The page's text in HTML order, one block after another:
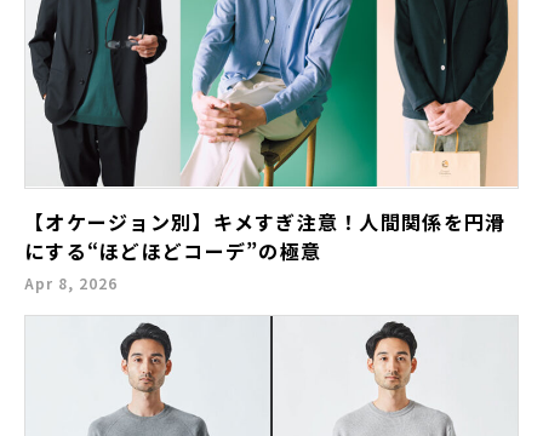
【オケージョン別】キメすぎ注意！人間関係を円滑
にする“ほどほどコーデ”の極意
Apr 8, 2026